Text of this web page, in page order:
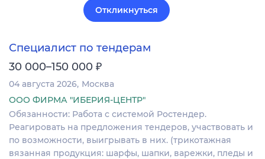
Откликнуться
Специалист по тендерам
30 000–150 000 ₽
04 августа 2026 Москва
ООО ФИРМА "ИБЕРИЯ-ЦЕНТР"
Обязанности: Работа с системой Ростендер.
Реагировать на предложения тендеров, участвовать и
по возможности, выигрывать в них. (трикотажная
вязанная продукция: шарфы, шапки, варежки, пледы и